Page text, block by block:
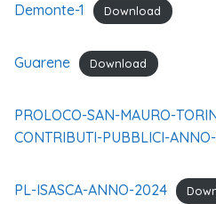
Demonte-1 Download
Guarene Download
PROLOCO-SAN-MAURO-
CONTRIBUTI-PUBBLICI-
PL-ISASCA-ANNO-2024